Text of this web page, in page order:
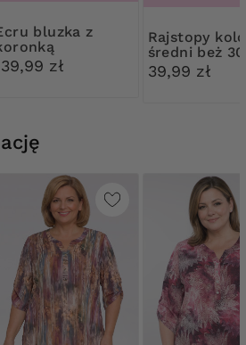
z
zł
Rajstopy kolor
średni beż
Ribessa
39,99 zł